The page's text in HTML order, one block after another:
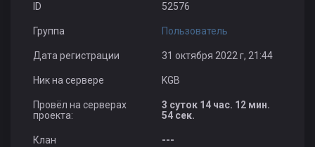
ID 52576
Группа Пользователь
Дата регистрации 31 октября 2022 г, 21:44
Ник на сервере KGB
Провёл на серверах
проекта:
3 суток 14 час. 12 мин.
54 сек.
Клан ---